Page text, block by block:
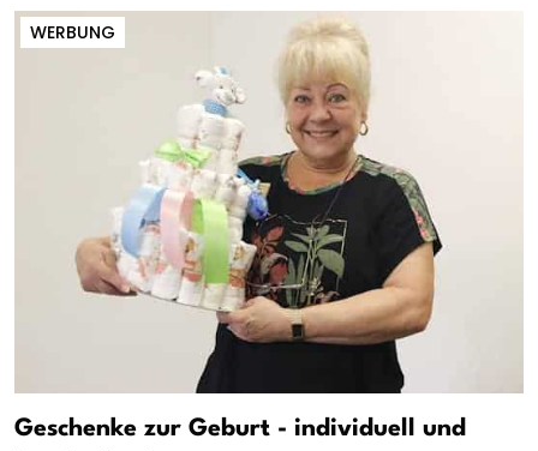
WERBUNG
Geschenke zur Geburt - individuell und